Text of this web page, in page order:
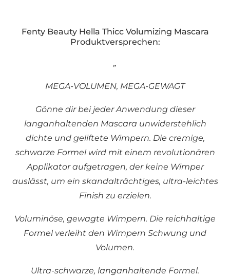
Fenty Beauty Hella Thicc Volumizing Mascara
Produktversprechen:
„
MEGA-VOLUMEN, MEGA-GEWAGT
Gönne dir bei jeder Anwendung dieser
langanhaltenden Mascara unwiderstehlich
dichte und geliftete Wimpern. Die cremige,
schwarze Formel wird mit einem revolutionären
Applikator aufgetragen, der keine Wimper
auslässt, um ein skandalträchtiges, ultra-leichtes
Finish zu erzielen.
Voluminöse, gewagte Wimpern. Die reichhaltige
Formel verleiht den Wimpern Schwung und
Volumen.
Ultra-schwarze, langanhaltende Formel.